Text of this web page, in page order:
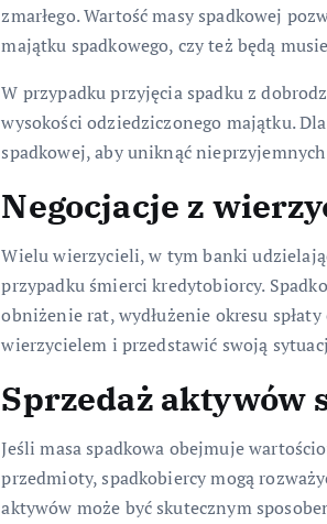
zmarłego. Wartość masy spadkowej
majątku spadkowego, czy też będą
W przypadku przyjęcia spadku z
wysokości odziedziczonego majątku.
spadkowej, aby uniknąć
Negocjacje z
Wielu wierzycieli, w tym banki
przypadku śmierci kredytobiorcy.
obniżenie rat, wydłużenie okresu
wierzycielem i przedstawić swoją
Sprzedaż aktywów
Jeśli masa spadkowa obejmuje
przedmioty, spadkobiercy mogą
aktywów może być skutecznym